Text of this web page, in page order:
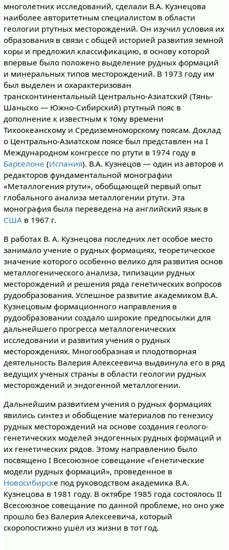
многолетних исследований, сделали В.А. Кузнецова
наиболее авторитетным специалистом в области
геологии ртутных месторождений. Он изучил условия их
образования в связи с общей историей развития земной
коры и предложил классификацию, в основу которой
впервые было положено выделение рудных формаций
и минеральных типов месторождений. В 1973 году им
был выделен и охарактеризован
трансконтинентальный Центрально-Азиатский (Тянь-
Шаньско — Южно-Сибирский) ртутный пояс в
дополнение к известным к тому времени
Тихоокеанскому и Средиземноморскому поясам. Доклад
о Центрально-Азиатском поясе был представлен на I
Международном конгрессе по ртути в 1974 году в
Барселоне (Испания). В.А. Кузнецов — один из авторов и
редакторов фундаментальной монографии
«Металлогения ртути», обобщающей первый опыт
глобального анализа металлогении ртути. Эта
монография была переведена на английский язык в
США в 1967 г.
В работах В. А. Кузнецова последних лет особое место
занимало учение о рудных формациях, теоретическое
значение которого особенно велико для развития основ
металлогенического анализа, типизации рудных
месторождений и решения ряда генетических вопросов
рудообразования. Успешное развитие академиком В.А.
Кузнецовым формационного направления в
рудообразовании создало широкие предпосылки для
дальнейшего прогресса металлогенических
исследовании и развития учения о рудных
месторождениях. Многообразная и плодотворная
деятельность Валерия Алексеевича выдвинула его в ряд
ведущих ученых страны в области геологии рудных
месторождений и эндогенной металлогении.
Дальнейшим развитием учения о рудных формациях
явились синтез и обобщение материалов по генезису
рудных месторождений на основе создания геолого-
генетических моделей эндогенных рудных формаций и
их генетических рядов. Этому направлению было
посвящено I Всесоюзное совещание «Генетические
модели рудных формаций», проведенное в
Новосибирске под руководством академика В.А.
Кузнецова в 1981 году. В октябре 1985 года состоялось II
Всесоюзное совещание по данной проблеме, но оно уже
прошло без Валерия Алексеевича, который
скоропостижно ушёл из жизни в тот год.